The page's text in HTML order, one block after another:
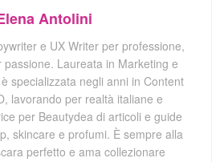
Antolini
e UX Writer per professione,
passione. Laureata in Marketing e
specializzata negli anni in Content
lavorando per realtà italiane e
per Beautydea di articoli e guide
skincare e profumi. È sempre alla
perfetto e ama collezionare